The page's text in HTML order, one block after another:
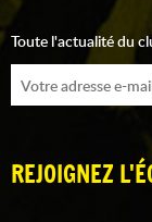
Toute l'actualité du
REJOIGNEZ